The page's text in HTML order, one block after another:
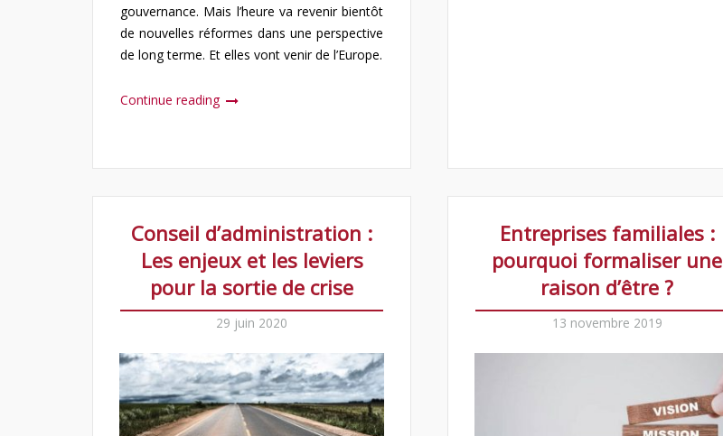
gouvernance. Mais l’heure va revenir bientôt
de nouvelles réformes dans une perspective
de long terme. Et elles vont venir de l’Europe.
Continue reading
Conseil d’administration :
Les enjeux et les leviers
pour la sortie de crise
29 juin 2020
Entreprises familiales :
pourquoi formaliser une
raison d’être ?
13 novembre 2019